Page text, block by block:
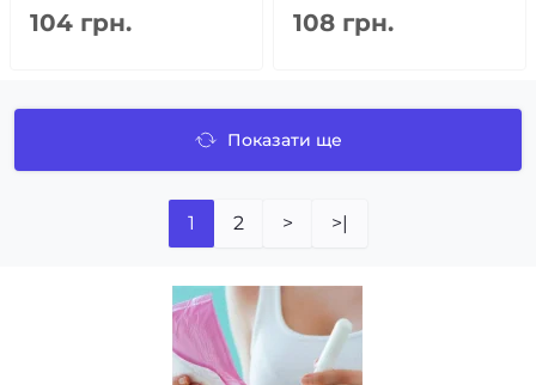
104 грн. 108 грн.
Показати ще
1 2 > >|